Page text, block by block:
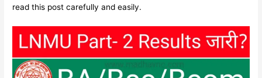
read this post carefully and easily.